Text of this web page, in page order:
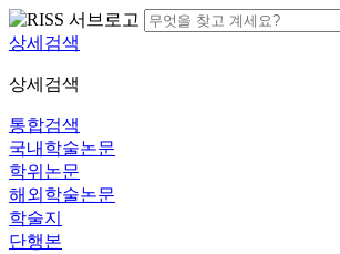
상세검색
상세검색
통합검색
국내학술논문
학위논문
해외학술논문
학술지
단행본